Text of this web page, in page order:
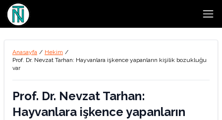
Anasayfa / Hekim /
Prof. Dr. Nevzat Tarhan: Hayvanlara işkence yapanların kişilik bozukluğu
var
Prof. Dr. Nevzat Tarhan:
Hayvanlara işkence yapanların